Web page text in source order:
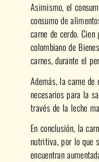
Asimismo, el
consumo de
carne de cerdo.
colombiano de
carnes, durante el
Además, la carne
necesarios para la
través de la leche
En conclusión, la
nutritiva, por lo que
encuentran